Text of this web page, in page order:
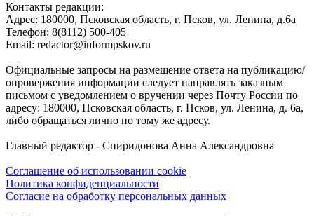
Контакты редакции:
Адреc: 180000, Псковская область, г. Псков, ул. Ленина, д.6а
Телефон: 8(8112) 500-405
Email: redactor@informpskov.ru
Официальные запросы на размещение ответа на публикацию/
опровержения информации следует направлять заказным
письмом с уведомлением о вручении через Почту России по
адресу: 180000, Псковская область, г. Псков, ул. Ленина, д. 6а,
либо обращаться лично по тому же адресу.
Главный редактор - Спиридонова Анна Александровна
Соглашение об использовании cookie
Политика конфиденциальности
Согласие на обработку персональных данных